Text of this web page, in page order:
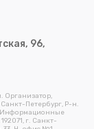
Организатор,
Санкт-Петербург, Р-н.
Информационные
г. Санкт-
96,